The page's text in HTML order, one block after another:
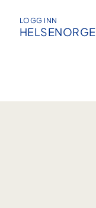
LOGG INN
HELSENORGE